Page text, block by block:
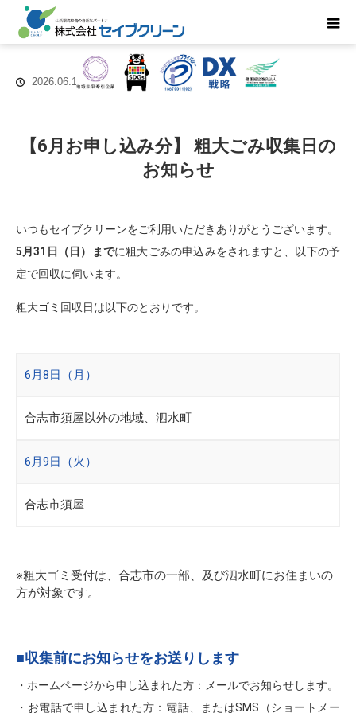
2026.06.1
【6月お申し込み分】 粗大ごみ収集日の
お知らせ
いつもセイブクリーンをご利用いただきありがとうございます。
5月31日（日）までに粗大ごみの申込みをされますと、以下の予
定で回収に伺います。
粗大ゴミ回収日は以下のとおりです。
6月8日（月）
合志市須屋以外の地域、泗水町
6月9日（火）
合志市須屋
※粗大ゴミ受付は、合志市の一部、及び泗水町にお住まいの
方が対象です。
■収集前にお知らせをお送りします
・ホームページから申し込まれた方：メールでお知らせします。
・お電話で申し込まれた方：電話、またはSMS（ショートメー